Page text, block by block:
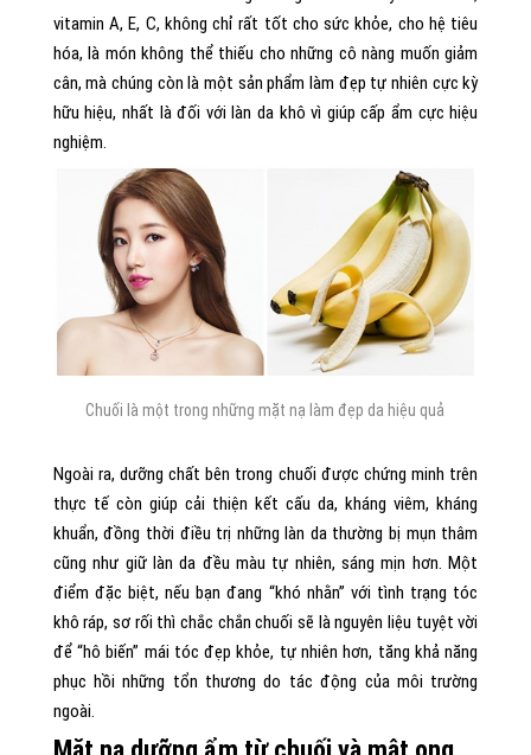
vitamin A, E, C, không chỉ rất tốt cho sức khỏe, cho hệ tiêu
hóa, là món không thể thiếu cho những cô nàng muốn giảm
cân, mà chúng còn là một sản phẩm làm đẹp tự nhiên cực kỳ
hữu hiệu, nhất là đối với làn da khô vì giúp cấp ẩm cực hiệu
nghiệm.
Chuối là một trong những mặt nạ làm đẹp da hiệu quả
Ngoài ra, dưỡng chất bên trong chuối được chứng minh trên
thực tế còn giúp cải thiện kết cấu da, kháng viêm, kháng
khuẩn, đồng thời điều trị những làn da thường bị mụn thâm
cũng như giữ làn da đều màu tự nhiên, sáng mịn hơn. Một
điểm đặc biệt, nếu bạn đang “khó nhằn” với tình trạng tóc
khô ráp, sơ rối thì chắc chắn chuối sẽ là nguyên liệu tuyệt vời
để “hô biến” mái tóc đẹp khỏe, tự nhiên hơn, tăng khả năng
phục hồi những tổn thương do tác động của môi trường
ngoài.